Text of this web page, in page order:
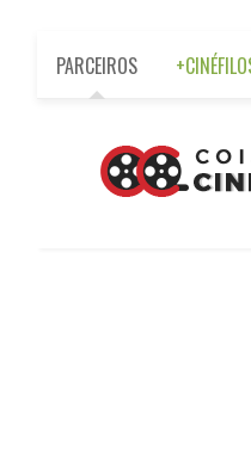
PARCEIROS